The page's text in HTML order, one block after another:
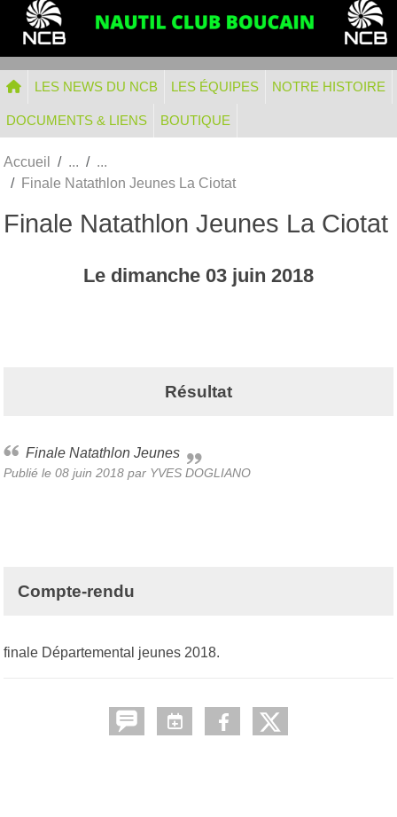
LES NEWS DU NCB LES ÉQUIPES NOTRE HISTOIRE
DOCUMENTS & LIENS BOUTIQUE
Accueil
Finale Natathlon Jeunes La Ciotat
Finale Natathlon Jeunes La Ciotat
Le dimanche 03 juin 2018
Résultat
Finale Natathlon Jeunes
Publié le 08 juin 2018 par YVES DOGLIANO
Compte-rendu
finale Départemental jeunes 2018.
Panneau de gestion des cookies